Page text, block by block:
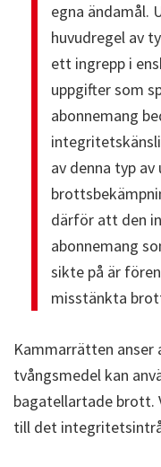
egna ändamål.
huvudregel av
ett ingrepp i
uppgifter som
abonnemang
av denna typ
därför att den
abonnemang
sikte på är
misstänkta
Kammarrätten anser
tvångsmedel kan
bagatellartade brott.
till det